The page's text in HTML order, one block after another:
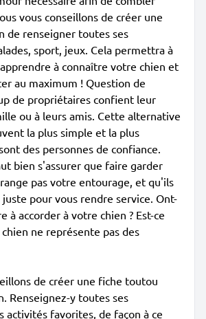
vous conseillons de créer une
de renseigner toutes ses
sport, jeux. Cela permettra à
à connaître votre chien et
au maximum ! Question de
de propriétaires confient leur
ou à leurs amis. Cette alternative
la plus simple et la plus
des personnes de confiance.
bien s'assurer que faire garder
pas votre entourage, et qu'ils
pour vous rendre service. Ont-
à accorder à votre chien ? Est-ce
ne représente pas des
de créer une fiche toutou
Renseignez-y toutes ses
activités favorites, de façon à ce